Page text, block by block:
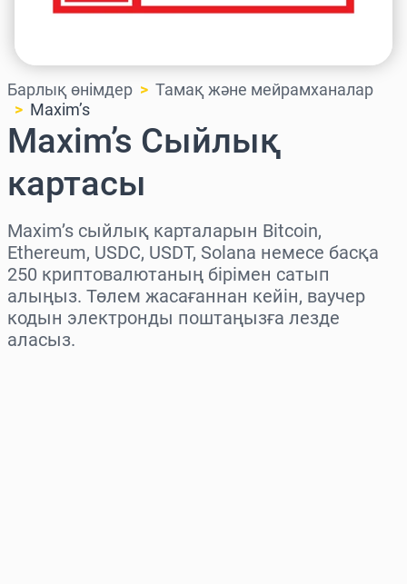
Барлық өнімдер
Тамақ және мейрамханалар
Maxim’s
Maxim’s Сыйлық
картасы
Maxim’s сыйлық карталарын Bitcoin,
Ethereum, USDC, USDT, Solana немесе басқа
250 криптовалютаның бірімен сатып
алыңыз. Төлем жасағаннан кейін, ваучер
кодын электронды поштаңызға лезде
аласыз.